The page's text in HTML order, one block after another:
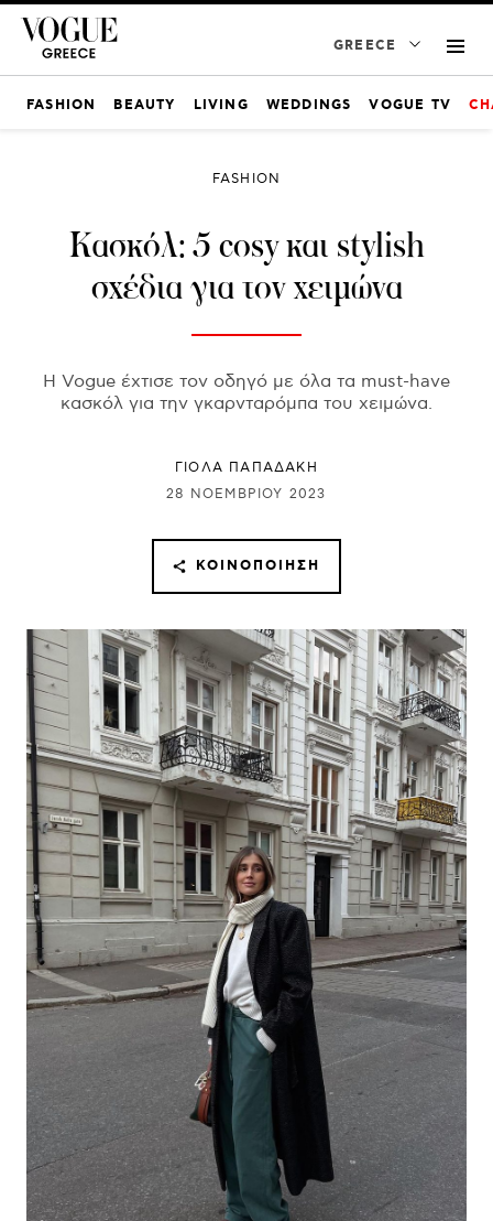
GREECE
FASHION BEAUTY LIVING WEDDINGS VOGUE TV
FASHION
Kασκόλ: 5 cosy και stylish
σχέδια για τον χειμώνα
Η Vogue έχτισε τον οδηγό με όλα τα must-have
κασκόλ για την γκαρνταρόμπα του χειμώνα.
ΓΙΌΛΑ ΠΑΠΑΔΆΚΗ
28 ΝΟΕΜΒΡΊΟΥ 2023
ΚΟΙΝΟΠΟΊΗΣΗ